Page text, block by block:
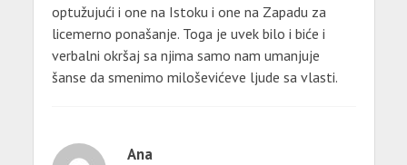
optužujući i one na Istoku i one na Zapadu za
licemerno ponašanje. Toga je uvek bilo i biće i
verbalni okršaj sa njima samo nam umanjuje
šanse da smenimo miloševićeve ljude sa vlasti.
Ana